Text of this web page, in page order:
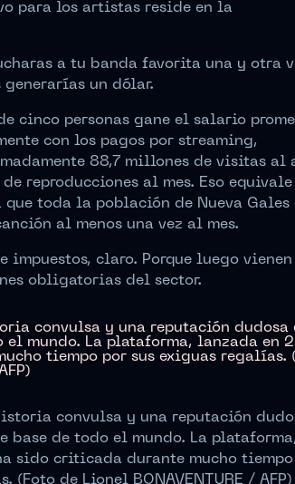
para los artistas reside en la
a tu banda favorita una y otra
un dólar.
cinco personas gane el salario
con los pagos por streaming,
88,7 millones de visitas al
reproducciones al mes. Eso equivale
que toda la población de Nueva Gales
al menos una vez al mes.
impuestos, claro. Porque luego
obligatorias del sector.
convulsa y una reputación
base de todo el mundo. La plataforma,
sido criticada durante mucho
(Foto de Lionel BONAVENTURE / AFP)